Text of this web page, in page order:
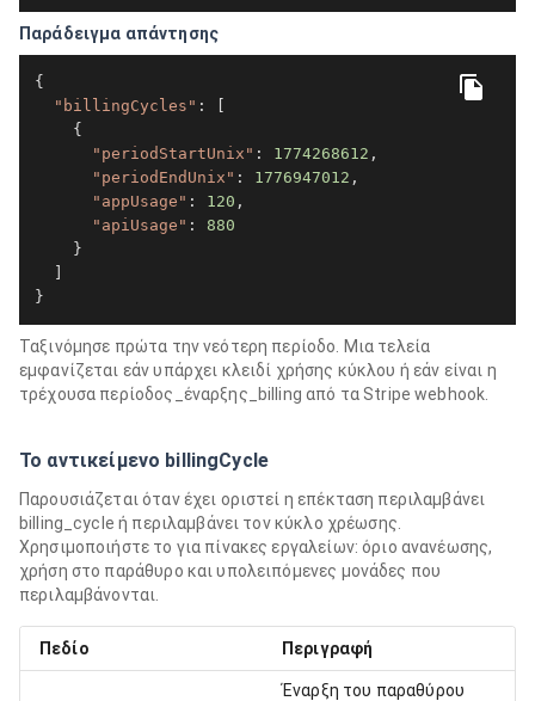
Παράδειγμα απάντησης
{
"billingCycles" : [
    {
"periodStartUnix" : 1774268612 ,
"periodEndUnix" : 1776947012 ,
"appUsage" : 120 ,
"apiUsage" : 880
    }
}
Ταξινόμησε πρώτα την νεότερη περίοδο. Μια τελεία
εμφανίζεται εάν υπάρχει κλειδί χρήσης κύκλου ή εάν είναι η
τρέχουσα περίοδος_έναρξης_billing από τα Stripe webhook.
Το αντικείμενο billingCycle
Παρουσιάζεται όταν έχει οριστεί η επέκταση περιλαμβάνει
billing_cycle ή περιλαμβάνει τον κύκλο χρέωσης.
Χρησιμοποιήστε το για πίνακες εργαλείων: όριο ανανέωσης,
χρήση στο παράθυρο και υπολειπόμενες μονάδες που
περιλαμβάνονται.
Πεδίο Περιγραφή
Έναρξη του παραθύρου